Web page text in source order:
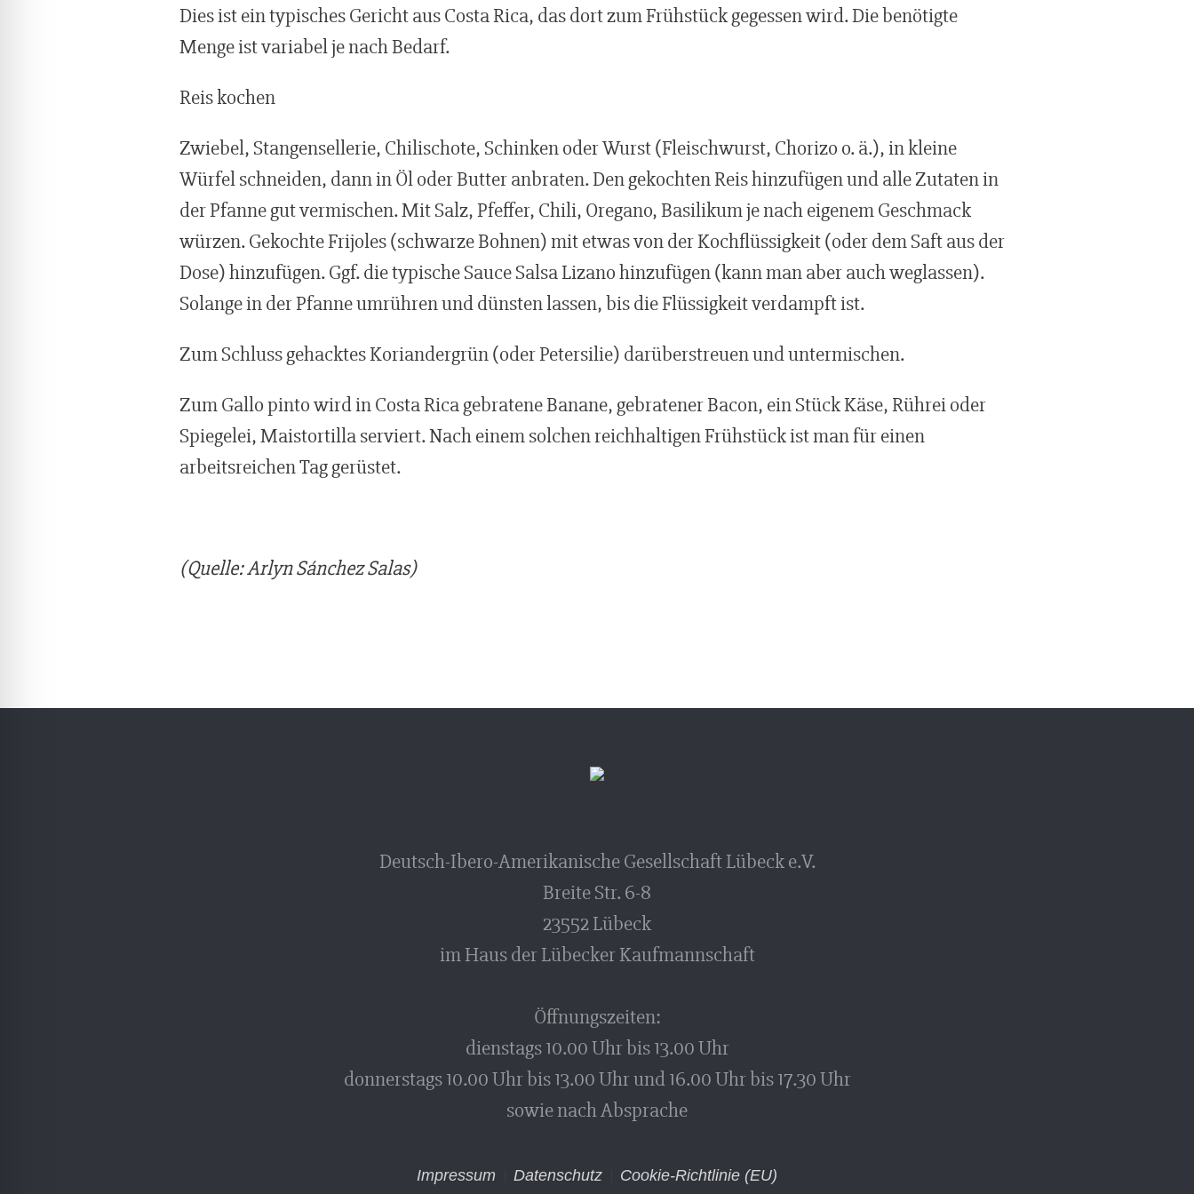
Dies ist ein typisches Gericht aus Costa Rica, das dort zum Frühstück gegessen wird. Die benötigte
Menge ist variabel je nach Bedarf.
Reis kochen
Zwiebel, Stangensellerie, Chilischote, Schinken oder Wurst (Fleischwurst, Chorizo o. ä.), in kleine
Würfel schneiden, dann in Öl oder Butter anbraten. Den gekochten Reis hinzufügen und alle Zutaten in
der Pfanne gut vermischen. Mit Salz, Pfeffer, Chili, Oregano, Basilikum je nach eigenem Geschmack
würzen. Gekochte Frijoles (schwarze Bohnen) mit etwas von der Kochflüssigkeit (oder dem Saft aus der
Dose) hinzufügen. Ggf. die typische Sauce Salsa Lizano hinzufügen (kann man aber auch weglassen).
Solange in der Pfanne umrühren und dünsten lassen, bis die Flüssigkeit verdampft ist.
Zum Schluss gehacktes Koriandergrün (oder Petersilie) darüberstreuen und untermischen.
Zum Gallo pinto wird in Costa Rica gebratene Banane, gebratener Bacon, ein Stück Käse, Rührei oder
Spiegelei, Maistortilla serviert. Nach einem solchen reichhaltigen Frühstück ist man für einen
arbeitsreichen Tag gerüstet.
(Quelle: Arlyn Sánchez Salas)
Deutsch-Ibero-Amerikanische Gesellschaft Lübeck e.V.
Breite Str. 6-8
23552 Lübeck
im Haus der Lübecker Kaufmannschaft
Öffnungszeiten:
dienstags 10.00 Uhr bis 13.00 Uhr
donnerstags 10.00 Uhr bis 13.00 Uhr und 16.00 Uhr bis 17.30 Uhr
sowie nach Absprache
Impressum Datenschutz Cookie-Richtlinie (EU)